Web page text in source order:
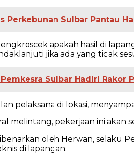
Perkebunan Sulbar Pantau
apakah hasil di
jika ada yang tidak
Sulbar Hadiri Rakor
pelaksana di lokasi,
melintang, pekerjaan ini akan
oleh Herwan, selaku
di lapangan.